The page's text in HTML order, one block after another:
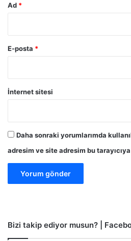
Ad *
E-posta *
İnternet sitesi
Daha sonraki yorumlarımda
adresim ve site adresim bu
Bizi takip ediyor musun? |